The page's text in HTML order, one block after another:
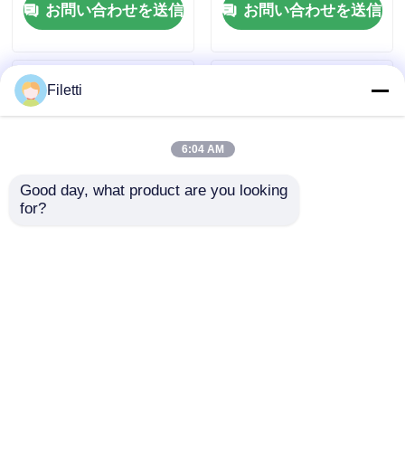
ブラシ付きDCモータ
ードライバー
お問い合わせを送信
3.6A ブラシDCモータ
ードライバー（フォル
お問い合わせを送信
Filetti
6:04 AM
Good day, what product are you looking
for?